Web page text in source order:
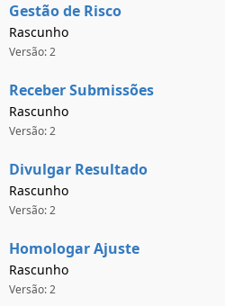
Gestão de Risco
Rascunho
Versão: 2
Receber Submissões
Rascunho
Versão: 2
Divulgar Resultado
Rascunho
Versão: 2
Homologar Ajuste
Rascunho
Versão: 2